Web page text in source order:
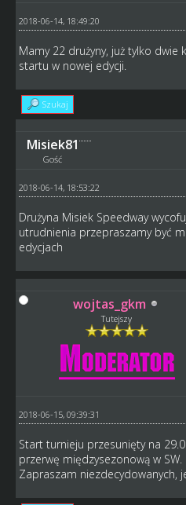
2018-06-14, 18:49:20
Mamy 22 drużyny, już tylko dwie
startu w nowej edycji.
Szukaj
Misiek81
Gość
2018-06-14, 18:53:22
Drużyna Misiek Speedway
utrudnienia przepraszamy być
edycjach
wojtas_gkm
Tutejszy
2018-06-15, 09:39:31
Start turnieju przesunięty na
przerwę międzysezonową w SW.
Zapraszam niezdecydowanych,